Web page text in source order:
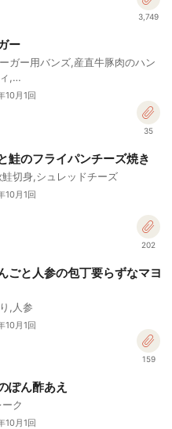
3,749
ー
ガー用バンズ,産直牛豚肉のハン
,…
10月1回
35
鮭のフライパンチーズ焼き
鮭切身,シュレッドチーズ
10月1回
202
ごと人参の包丁要らずなマヨ
,人参
10月1回
159
ぽん酢あえ
ク
10月1回